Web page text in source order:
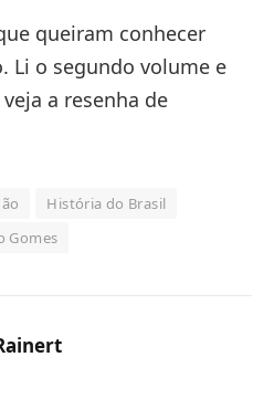
queiram conhecer
Li o segundo volume e
a resenha de
História do Brasil
Gomes